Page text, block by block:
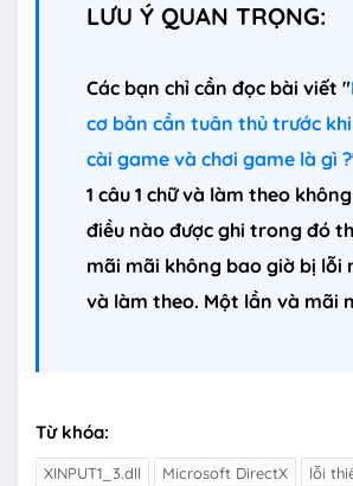
LƯU Ý QUAN TRỌNG:
Các bạn chỉ cần đọc bài viết "
cơ bản cần tuân thủ trước
cài game và chơi game là gì ?
1 câu 1 chữ và làm theo
điều nào được ghi trong đó
mãi mãi không bao giờ bị lỗi
và làm theo. Một lần và mãi
Từ khóa:
XINPUT1_3.dll Microsoft DirectX lỗi